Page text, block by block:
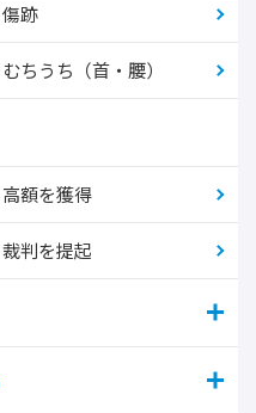
傷跡
むちうち（首・腰）
高額を獲得
裁判を提起